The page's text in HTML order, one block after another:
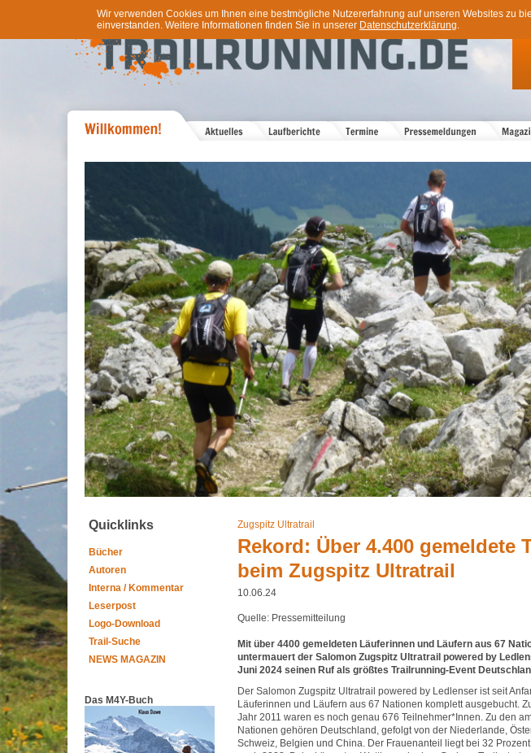
Wir verwenden Cookies um Ihnen eine bestmögliche Nutzererfahrung auf unseren Websites zu
einverstanden. Weitere Informationen finden Sie in unserer Datenschutzerklärung.
Quicklinks
Bücher
Autoren
Interna / Kommentar
Leserpost
Logo-Download
Trail-Suche
NEWS MAGAZIN
Das M4Y-Buch
Zugspitz Ultratrail
Rekord: Über 4.400 gemeldete
beim Zugspitz Ultratrail
10.06.24
Quelle: Pressemitteilung
Mit über 4400 gemeldeten Läuferinnen und Läufern aus 67
untermauert der Salomon Zugspitz Ultratrail powered by
Juni 2024 seinen Ruf als größtes Trailrunning-Event
Der Salomon Zugspitz Ultratrail powered by Ledlenser ist seit
Läuferinnen und Läufern aus 67 Nationen komplett ausgebucht.
Jahr 2011 waren es noch genau 676 Teilnehmer*Innen. Zu den
Nationen gehören Deutschland, gefolgt von der Niederlande,
Schweiz, Belgien und China. Der Frauenanteil liegt bei 32